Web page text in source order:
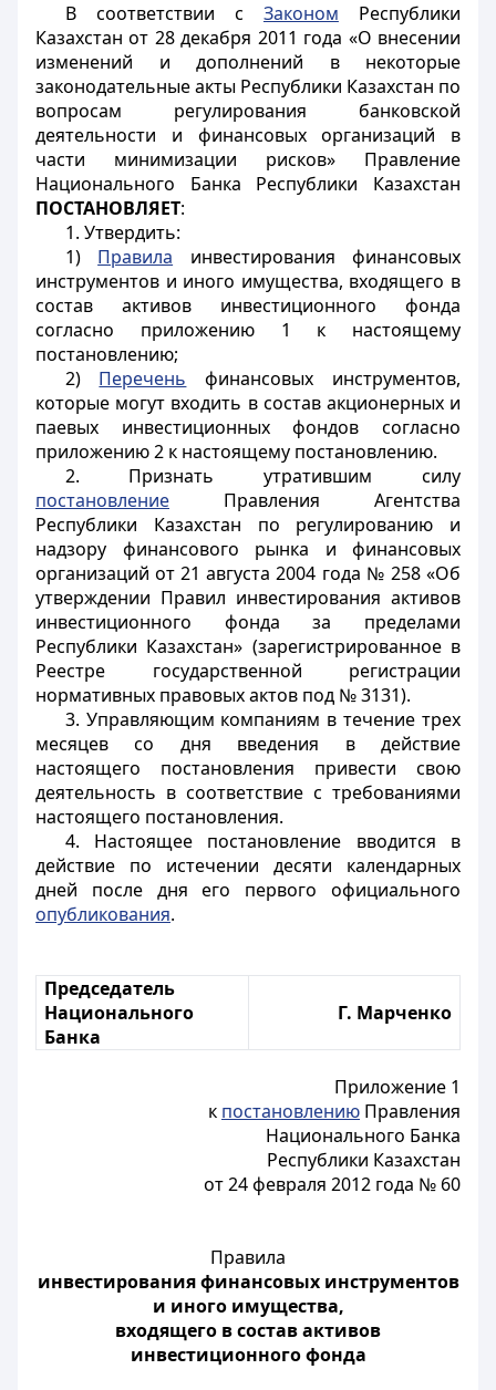
В соответствии с Законом Республики
Казахстан от 28 декабря 2011 года «О внесении
изменений и дополнений в некоторые
законодательные акты Республики Казахстан по
вопросам регулирования банковской
деятельности и финансовых организаций в
части минимизации рисков» Правление
Национального Банка Республики Казахстан
ПОСТАНОВЛЯЕТ:
1. Утвердить:
1) Правила инвестирования финансовых
инструментов и иного имущества, входящего в
состав активов инвестиционного фонда
согласно приложению 1 к настоящему
постановлению;
2) Перечень финансовых инструментов,
которые могут входить в состав акционерных и
паевых инвестиционных фондов согласно
приложению 2 к настоящему постановлению.
2. Признать утратившим силу
постановление Правления Агентства
Республики Казахстан по регулированию и
надзору финансового рынка и финансовых
организаций от 21 августа 2004 года № 258 «Об
утверждении Правил инвестирования активов
инвестиционного фонда за пределами
Республики Казахстан» (зарегистрированное в
Реестре государственной регистрации
нормативных правовых актов под № 3131).
3. Управляющим компаниям в течение трех
месяцев со дня введения в действие
настоящего постановления привести свою
деятельность в соответствие с требованиями
настоящего постановления.
4. Настоящее постановление вводится в
действие по истечении десяти календарных
дней после дня его первого официального
опубликования.
Председатель
Национального
Банка
Г. Марченко
Приложение 1
к постановлению Правления
Национального Банка
Республики Казахстан
от 24 февраля 2012 года № 60
Правила
инвестирования финансовых инструментов
и иного имущества,
входящего в состав активов
инвестиционного фонда